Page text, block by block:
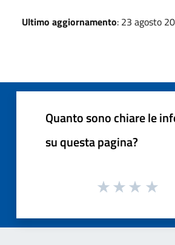
Ultimo aggiornamento: 23 agosto
Quanto sono chiare le
su questa pagina?